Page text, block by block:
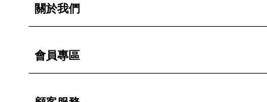
關於我們
會員專區